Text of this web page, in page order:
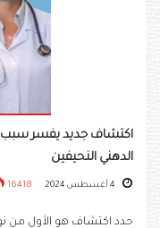
اكتشاف جديد يفسر سبب
الدهني النحيفين
16418
حدد اكتشاف هو الأول من